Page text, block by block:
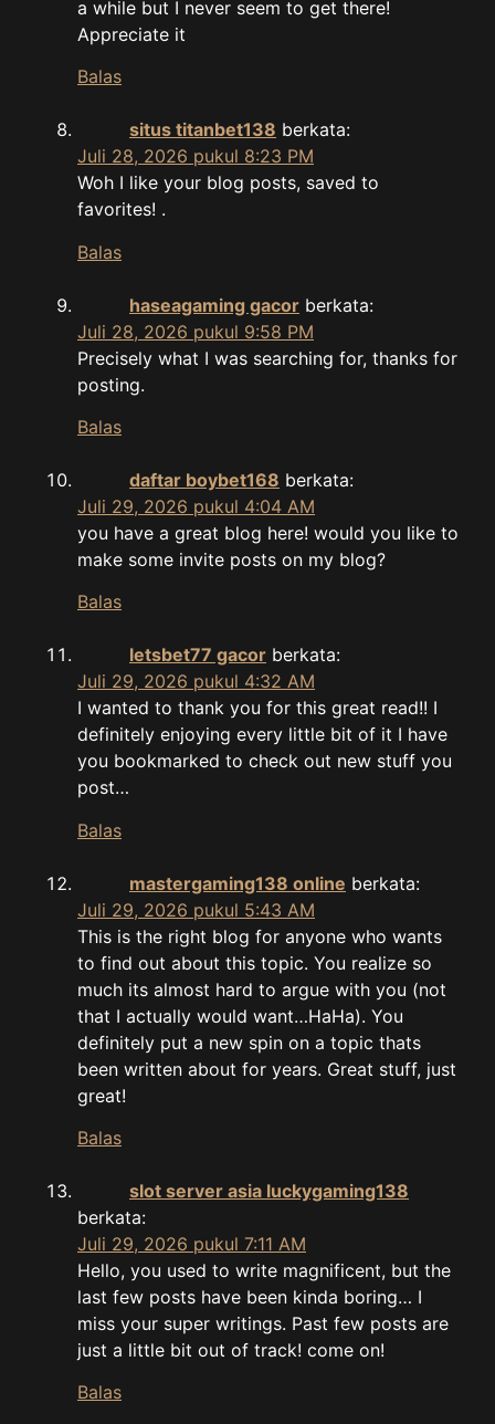
a while but I never seem to get there!
Appreciate it
Balas
situs titanbet138 berkata:
Juli 28, 2026 pukul 8:23 PM
Woh I like your blog posts, saved to
favorites! .
Balas
haseagaming gacor berkata:
Juli 28, 2026 pukul 9:58 PM
Precisely what I was searching for, thanks for
posting.
Balas
daftar boybet168 berkata:
Juli 29, 2026 pukul 4:04 AM
you have a great blog here! would you like to
make some invite posts on my blog?
Balas
letsbet77 gacor berkata:
Juli 29, 2026 pukul 4:32 AM
I wanted to thank you for this great read!! I
definitely enjoying every little bit of it I have
you bookmarked to check out new stuff you
post…
Balas
mastergaming138 online berkata:
Juli 29, 2026 pukul 5:43 AM
This is the right blog for anyone who wants
to find out about this topic. You realize so
much its almost hard to argue with you (not
that I actually would want…HaHa). You
definitely put a new spin on a topic thats
been written about for years. Great stuff, just
great!
Balas
slot server asia luckygaming138
berkata:
Juli 29, 2026 pukul 7:11 AM
Hello, you used to write magnificent, but the
last few posts have been kinda boring… I
miss your super writings. Past few posts are
just a little bit out of track! come on!
Balas